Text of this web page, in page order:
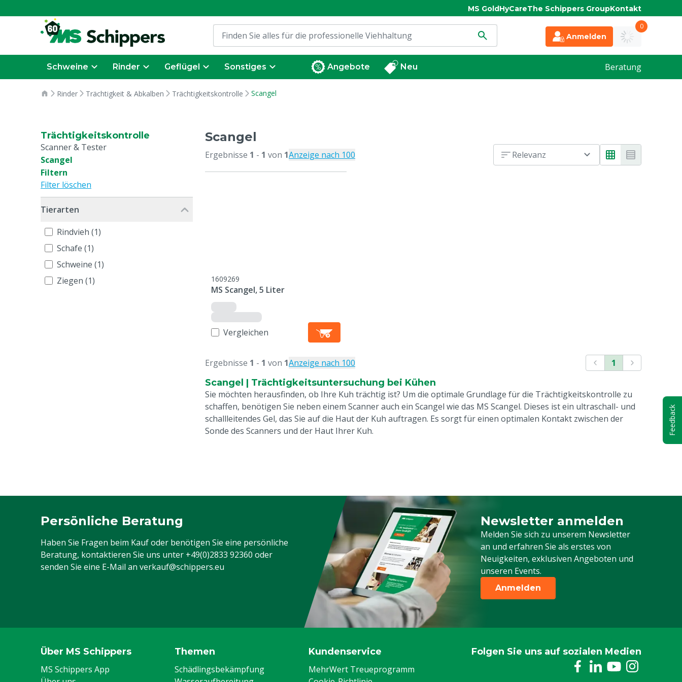
MS GoldHyCareThe Schippers GroupKontakt
Anmelden
0
Schweine Rinder Geflügel Sonstiges Angebote Neu Beratung
Rinder Trächtigkeit & Abkalben Trächtigkeitskontrolle Scangel
Trächtigkeitskontrolle
Scanner & Tester
Scangel
Filtern
Filter löschen
Tierarten
Rindvieh (1)
Schafe (1)
Schweine (1)
Ziegen (1)
Scangel
Ergebnisse 1 - 1 von 1Anzeige nach 100 Relevanz
1609269
MS Scangel, 5 Liter
Vergleichen
Ergebnisse 1 - 1 von 1Anzeige nach 100
1
Scangel | Trächtigkeitsuntersuchung bei Kühen
Sie möchten herausfinden, ob Ihre Kuh trächtig ist? Um die optimale Grundlage für die Trächtigkeitskontrolle zu
schaffen, benötigen Sie neben einem Scanner auch ein Scangel wie das MS Scangel. Dieses ist ein ultraschall- und
schallleitendes Gel, das Sie auf die Haut der Kuh auftragen. Es sorgt für einen optimalen Kontakt zwischen der
Sonde des Scanners und der Haut Ihrer Kuh.
Persönliche Beratung
Haben Sie Fragen beim Kauf oder benötigen Sie eine persönliche
Beratung, kontaktieren Sie uns unter +49(0)2833 92360 oder
senden Sie eine E-Mail an verkauf@schippers.eu
Newsletter anmelden
Melden Sie sich zu unserem Newsletter
an und erfahren Sie als erstes von
Neuigkeiten, exklusiven Angeboten und
unseren Events.
Melden Sie sich für unseren Newsletter
Anmelden
Über MS Schippers
MS Schippers App
Themen
Schädlingsbekämpfung
Kundenservice
MehrWert Treueprogramm
Folgen Sie uns auf sozialen Medien
Feedback